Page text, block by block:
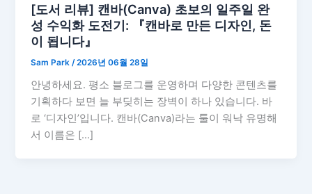
[도서 리뷰] 캔바(Canva) 초보의 일주일 완
성 수익화 도전기: 『캔바로 만든 디자인, 돈
이 됩니다』
Sam Park /2026년 06월 28일
안녕하세요. 평소 블로그를 운영하며 다양한 콘텐츠를
기획하다 보면 늘 부딪히는 장벽이 하나 있습니다. 바
로 ‘디자인’입니다. 캔바(Canva)라는 툴이 워낙 유명해
서 이름은 […]